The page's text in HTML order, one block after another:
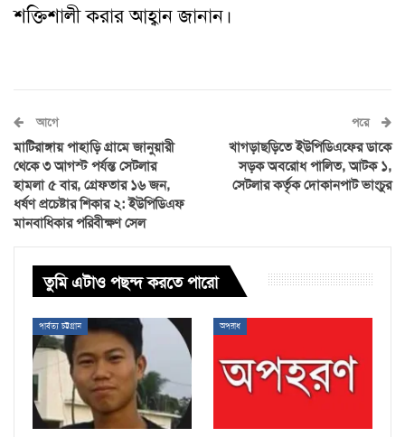
শক্তিশালী করার আহ্বান জানান।
আগে
মাটিরাঙ্গায় পাহাড়ি গ্রামে জানুয়ারী
থেকে ৩ আগস্ট পর্যন্ত সেটলার
হামলা ৫ বার, গ্রেফতার ১৬ জন,
ধর্ষণ প্রচেষ্টার শিকার ২: ইউপিডিএফ
মানবাধিকার পরিবীক্ষণ সেল
পরে
খাগড়াছড়িতে ইউপিডিএফের ডাকে
সড়ক অবরোধ পালিত, আটক ১,
সেটলার কর্তৃক দোকানপাট ভাংচুর
তুমি এটাও পছন্দ করতে পারো
পার্বত্য চট্টগ্রাম অপরাধ